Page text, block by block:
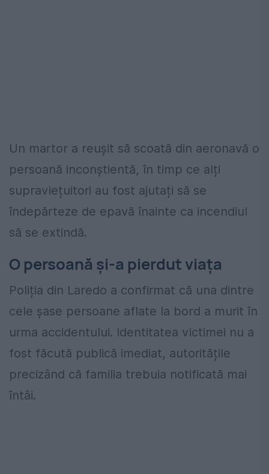
Un martor a reușit să scoată din aeronavă o
persoană inconștientă, în timp ce alți
supraviețuitori au fost ajutați să se
îndepărteze de epavă înainte ca incendiul
să se extindă.
O persoană și-a pierdut viața
Poliția din Laredo a confirmat că una dintre
cele șase persoane aflate la bord a murit în
urma accidentului. Identitatea victimei nu a
fost făcută publică imediat, autoritățile
precizând că familia trebuia notificată mai
întâi.